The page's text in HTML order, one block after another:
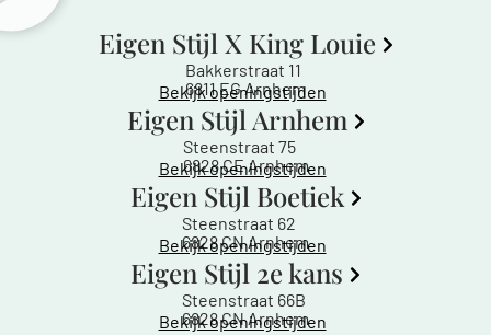
Eigen Stijl X King Louie
Bakkerstraat 11
6811 EG Arnhem
Bekijk openingstijden
Eigen Stijl Arnhem
Steenstraat 75
6828 CE Arnhem
Bekijk openingstijden
Eigen Stijl Boetiek
Steenstraat 62
6828 CN Arnhem
Bekijk openingstijden
Eigen Stijl 2e kans
Steenstraat 66B
6828 CN Arnhem
Bekijk openingstijden